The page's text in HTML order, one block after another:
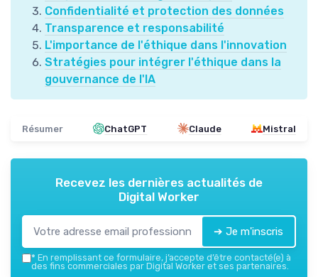
Confidentialité et protection des données
Transparence et responsabilité
L'importance de l'éthique dans l'innovation
Stratégies pour intégrer l'éthique dans la
gouvernance de l'IA
Résumer ChatGPT Claude Mistral
Recevez les dernières actualités de
Digital Worker
➔ Je m'inscris
* En remplissant ce formulaire, j’accepte d’être contacté(e) à
des fins commerciales par Digital Worker et ses partenaires.